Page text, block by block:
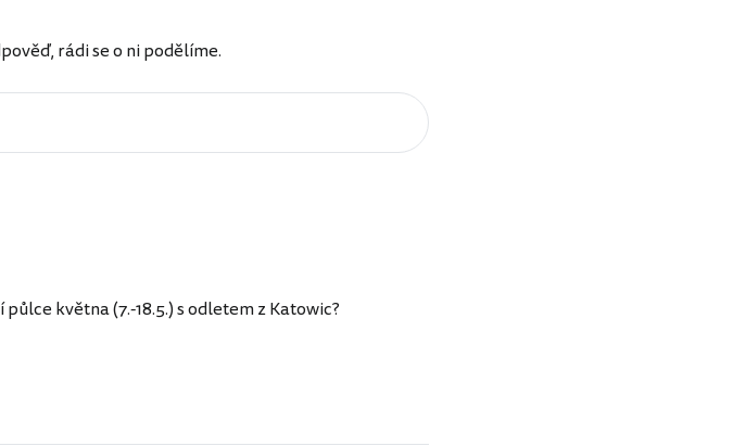
rádi se o ni podělíme.
května (7.-18.5.) s odletem z Katowic?